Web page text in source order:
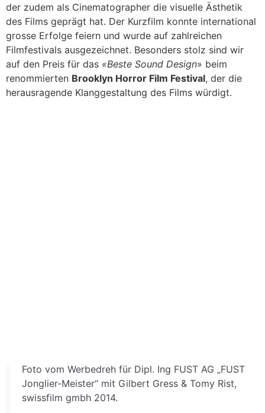
der zudem als Cinematographer die visuelle Ästhetik
des Films geprägt hat. Der Kurzfilm konnte international
grosse Erfolge feiern und wurde auf zahlreichen
Filmfestivals ausgezeichnet. Besonders stolz sind wir
auf den Preis für das «Beste Sound Design» beim
renommierten Brooklyn Horror Film Festival, der die
herausragende Klanggestaltung des Films würdigt.
Foto vom Werbedreh für Dipl. Ing FUST AG „FUST
Jonglier-Meister“ mit Gilbert Gress & Tomy Rist,
swissfilm gmbh 2014.